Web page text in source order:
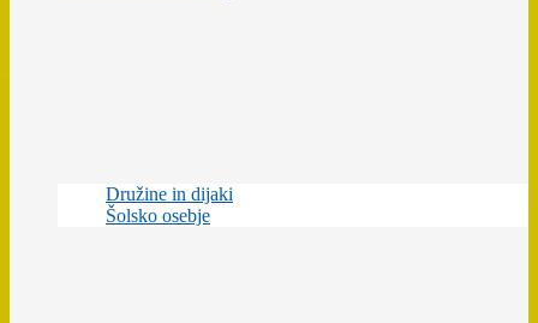
Družine in dijaki
Šolsko osebje